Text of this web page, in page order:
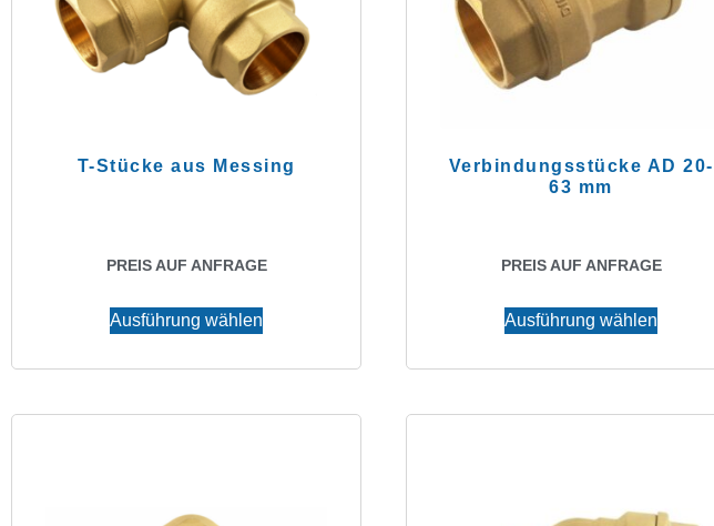
T-Stücke aus Messing
PREIS AUF ANFRAGE
Ausführung wählen
Verbindungsstücke AD 20-
63 mm
PREIS AUF ANFRAGE
Ausführung wählen